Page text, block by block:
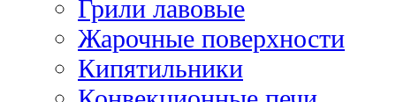
Грили лавовые
Жарочные поверхности
Кипятильники